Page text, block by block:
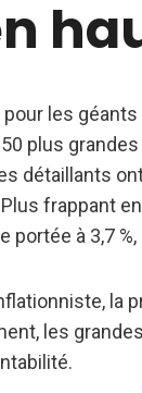
les
plus grandes
détaillants
frappant
à 3,7
la
les